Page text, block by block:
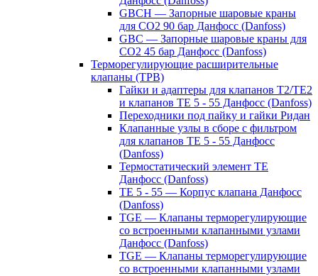
GBCH — Запорные шаровые краны
для CO2 90 бар Данфосс (Danfoss)
GBC — Запорные шаровые краны для
CO2 45 бар Данфосс (Danfoss)
Терморегулирующие расширительные
клапаны (ТРВ)
Гайки и адаптеры для клапанов T2/TE2
и клапанов TE 5 - 55 Данфосс (Danfoss)
Переходники под пайку и гайки Ридан
Клапанные узлы в сборе с фильтром
для клапанов TE 5 - 55 Данфосс
(Danfoss)
Термостатический элемент TE
Данфосс (Danfoss)
TE 5 - 55 — Корпус клапана Данфосс
(Danfoss)
TGE — Клапаны терморегулирующие
со встроенными клапанными узлами
Данфосс (Danfoss)
TGE — Клапаны терморегулирующие
со встроенными клапанными узлами